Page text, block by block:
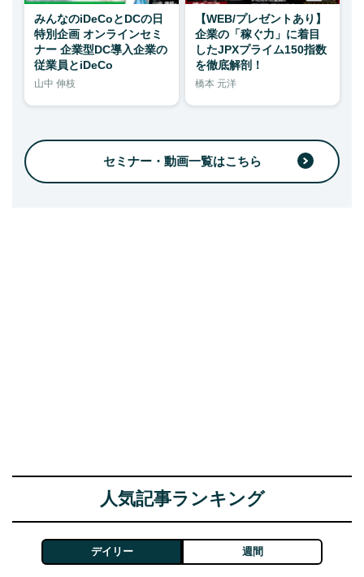
みんなのiDeCoとDCの日
特別企画 オンラインセミ
ナー 企業型DC導入企業の
従業員とiDeCo
山中 伸枝
【WEB/プレゼントあり】
企業の「稼ぐ力」に着目
したJPXプライム150指数
を徹底解剖！
橋本 元洋
セミナー・動画一覧はこちら
人気記事ランキング
デイリー 週間